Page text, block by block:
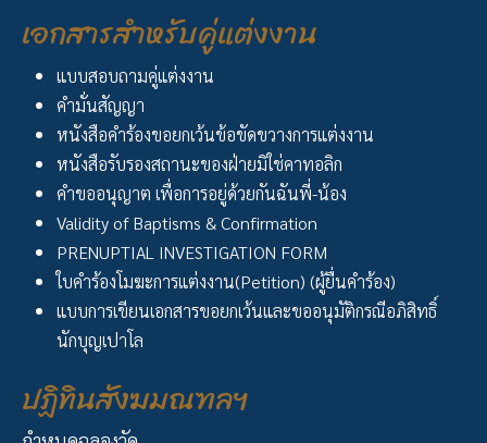
เอกสารสำหรับคู่แต่งงาน
แบบสอบถามคู่แต่งงาน
คำมั่นสัญญา
หนังสือคำร้องขอยกเว้นข้อขัดขวางการแต่งงาน
หนังสือรับรองสถานะของฝ่ายมิใช่คาทอลิก
คำขออนุญาต เพื่อการอยู่ด้วยกันฉันพี่-น้อง
Validity of Baptisms & Confirmation
PRENUPTIAL INVESTIGATION FORM
ใบคำร้องโมฆะการแต่งงาน(Petition) (ผู้ยื่นคำร้อง)
แบบการเขียนเอกสารขอยกเว้นและขออนุมัติกรณีอภิสิทธิ์
นักบุญเปาโล
ปฏิทินสังฆมณฑลฯ